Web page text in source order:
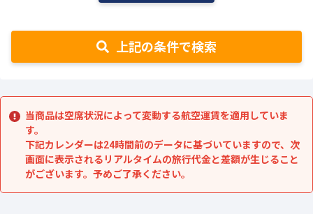
上記の条件で検索
当商品は空席状況によって変動する航空運賃を適用していま
す。
下記カレンダーは24時間前のデータに基づいていますので、次
画面に表示されるリアルタイムの旅行代金と差額が生じること
がございます。予めご了承ください。